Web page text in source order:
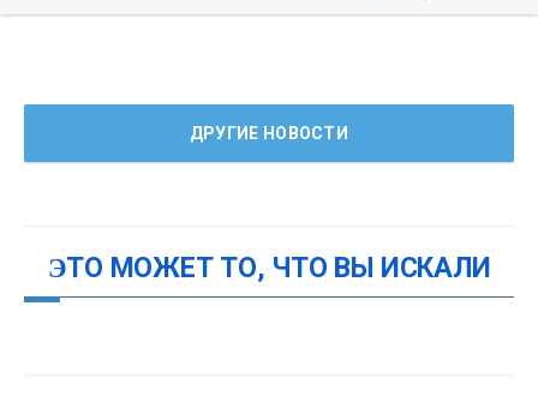
ДРУГИЕ НОВОСТИ
ЭТО МОЖЕТ ТО, ЧТО ВЫ ИСКАЛИ